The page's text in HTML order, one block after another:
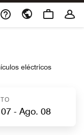
eléctricos